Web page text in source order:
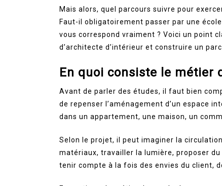
Mais alors, quel parcours suivre pour
Faut-il obligatoirement passer par une
vous correspond vraiment ? Voici un point
d’architecte d’intérieur et construire un
En quoi consiste le métier
Avant de parler des études, il faut bien
de repenser l’aménagement d’un espace
dans un appartement, une maison, un
Selon le projet, il peut imaginer la
matériaux, travailler la lumière, proposer
tenir compte à la fois des envies du client,